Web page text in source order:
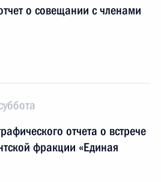
о совещании с членами
отчета о встрече
фракции «Единая